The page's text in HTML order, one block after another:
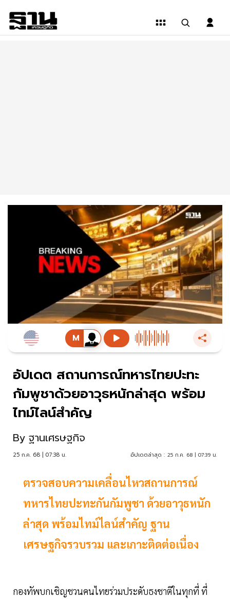
อัปเดต สถานการณ์ทหารไทยปะทะ
กัมพูชาด้วยอาวุธหนักล่าสุด พร้อม
ไทม์ไลน์สำคัญ
By ฐานเศรษฐกิจ
25 ก.ค. 68 | 07:38 น. อัปเดตล่าสุด : 25 ก.ค. 68 | 07:39 น.
ตรวจสอบความเคลื่อนไหวสถานการณ์
ทหารไทยปะทะกันกัมพูชา ด้วยอาวุธหนัก
ล่าสุด พร้อมไทม์ไลน์สำคัญ ฐาน
เศรษฐกิจรวบรวม และเกาะติดต่อเนื่อง
กองทัพบกเชิญชวนคนไทยร่วมประดับธงชาติในทุกที่ ที่